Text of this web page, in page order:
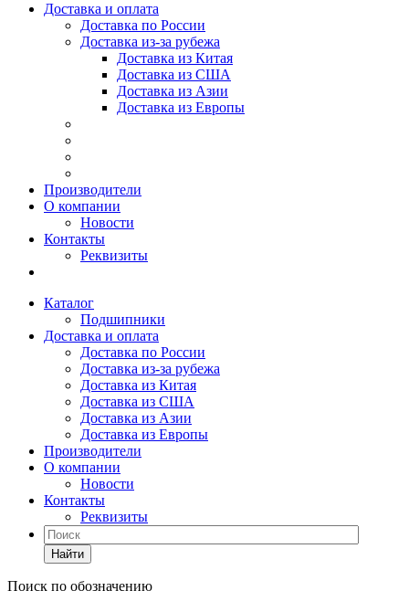
Доставка и оплата
Доставка по России
Доставка из-за рубежа
Доставка из Китая
Доставка из США
Доставка из Азии
Доставка из Европы
Производители
О компании
Новости
Контакты
Реквизиты
Каталог
Подшипники
Доставка и оплата
Доставка по России
Доставка из-за рубежа
Доставка из Китая
Доставка из США
Доставка из Азии
Доставка из Европы
Производители
О компании
Новости
Контакты
Реквизиты
Найти
Поиск по обозначению